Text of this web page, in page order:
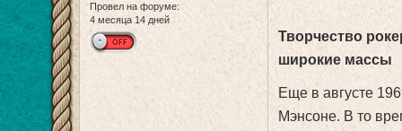
Провел на форуме:
4 месяца 14 дней
Творчество
широкие массы
Еще в августе
Мэнсоне. В то